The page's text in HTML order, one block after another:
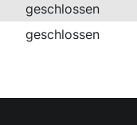
geschlossen
geschlossen